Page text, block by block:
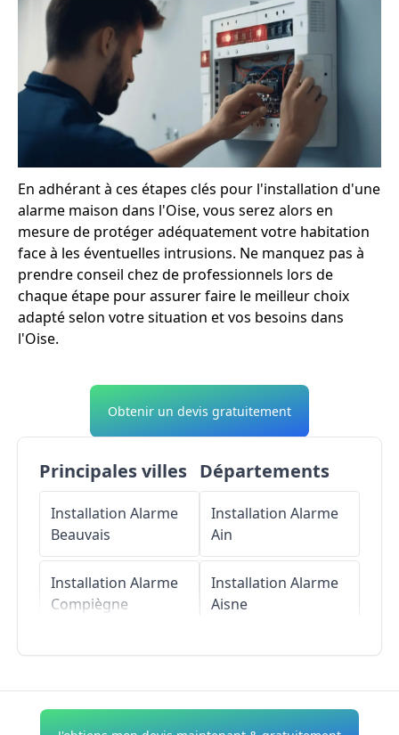
En adhérant à ces étapes clés pour l'installation d'une
alarme maison dans l'Oise, vous serez alors en
mesure de protéger adéquatement votre habitation
face à les éventuelles intrusions. Ne manquez pas à
prendre conseil chez de professionnels lors de
chaque étape pour assurer faire le meilleur choix
adapté selon votre situation et vos besoins dans
l'Oise.
Obtenir un devis gratuitement
Principales villes
Installation Alarme
Beauvais
Installation Alarme
Compiègne
Installation Alarme
Départements
Installation Alarme
Ain
Installation Alarme
Aisne
Installation Alarme